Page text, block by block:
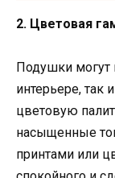
2. Цветовая
Подушки могут
интерьере, так
цветовую
насыщенные
принтами или